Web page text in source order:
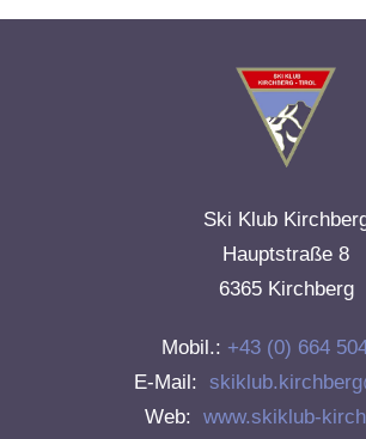
Ski Klub
Hauptstraße 8
6365 Kirchberg
Mobil.: +43 (0) 664
E-Mail:
Web: www.skiklub-